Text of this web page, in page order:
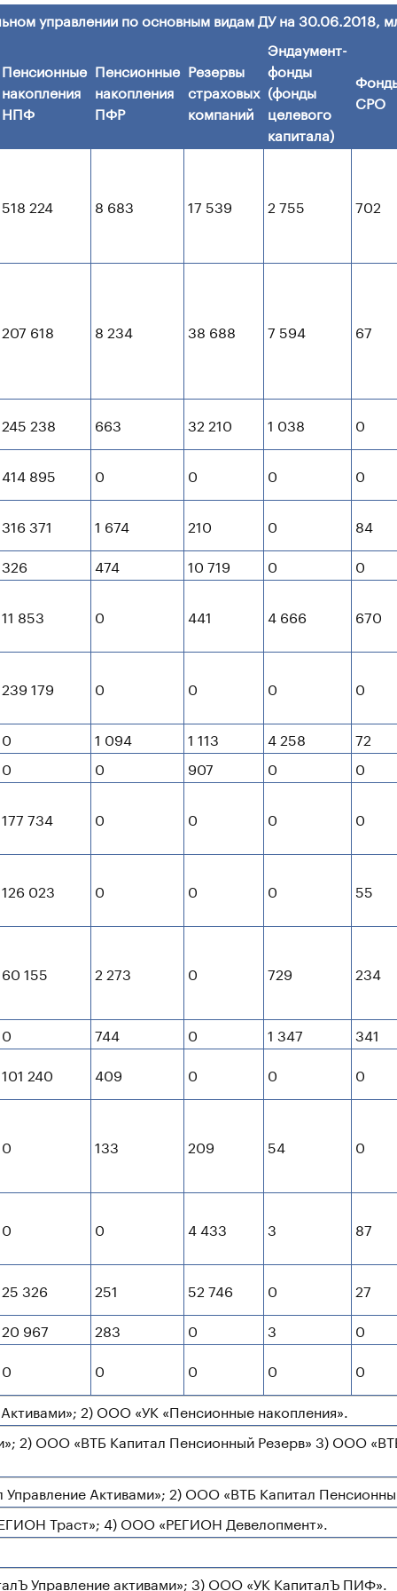
управлении по основным видам ДУ на 30.06.2018,
Пенсионные
накопления
НПФ
Пенсионные
накопления
ПФР
Резервы
страховых
компаний
Эндаумент-
фонды
(фонды
целевого
капитала)
СРО
518 224 8 683 17 539 2 755 702
207 618 8 234 38 688 7 594 67
245 238 663 32 210 1 038 0
414 895 0 0 0 0
316 371 1 674 210 0
84
326
474 10 719 0 0
11 853 0 441 4 666 670
239 179 0 0 0 0
0 1 094 1 113 4 258
72
0
0 907 0 0
177 734 0 0 0 0
126 023 0 0 0 55
60 155 2 273 0 729 234
0 744 0 1 347
341
101 240
409 0 0 0
0 133 209 54 0
0 0 4 433 3 87
25 326 251 52 746 0
27
20 967
283 0 3
0
0
0 0 0
0
2) ООО «УК «Пенсионные накопления».
2) ООО «ВТБ Капитал Пенсионный Резерв» 3) ООО
Активами»; 2) ООО «ВТБ Капитал
Траст»; 4) ООО «РЕГИОН Девелопмент».
Управление активами»; 3) ООО «УК КапиталЪ ПИФ».